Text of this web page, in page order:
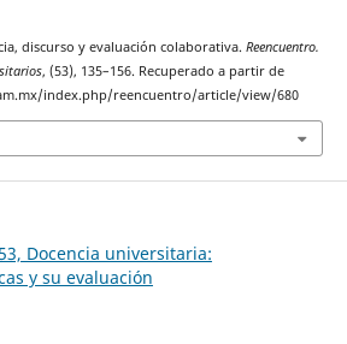
discurso y evaluación colaborativa. Reencuentro.
, (53), 135–156. Recuperado a partir de
index.php/reencuentro/article/view/680
Docencia universitaria:
y su evaluación